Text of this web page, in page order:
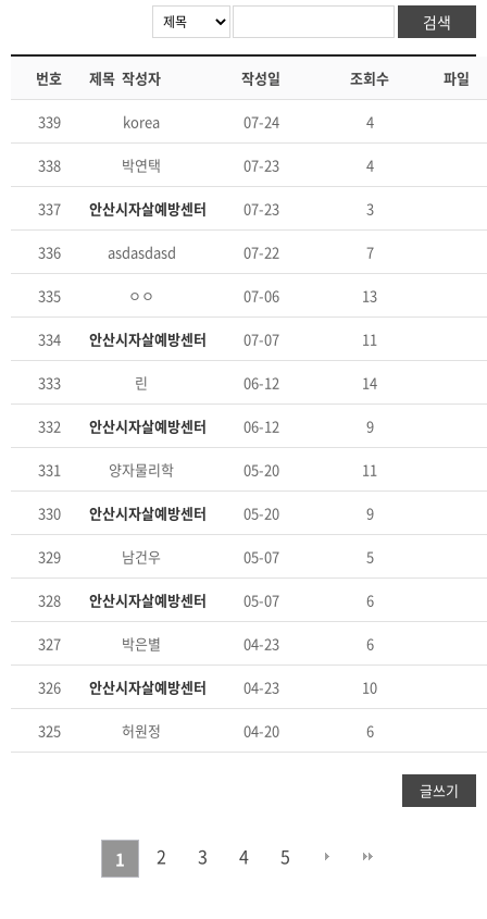
번호 제목 작성자 작성일 조회수 파일
339 test111korea 07-24 4
338 과거 직장 폭행 및 가정폭력 트라우마로 인한 일상 회복…
박연택 07-23 4
337 Re: 과거 직장 폭행 및 가정폭력 트라우마로 인한 일…
안산시자살예방센터 07-23 3
336 asdasd
asdasdasd 07-22 7
335 운영 시간 문의
ㅇㅇ 07-06 13
334 Re: 운영 시간 문의
안산시자살예방센터 07-07 11
333 도와주세요
린 06-12 14
332 Re: 도와주세요
안산시자살예방센터 06-12 9
331 복지사각지대 힘들어요
양자물리학 05-20 11
330 Re: 복지사각지대 힘들어요
안산시자살예방센터 05-20 9
329 죽고 싶어요
남건우 05-07 5
328 Re: 죽고 싶어요
안산시자살예방센터 05-07 6
327 자살시도후 몸도 마음도 회복하려는데 힘듭니다
박은별 04-23 6
326 Re: 자살시도후 몸도 마음도 회복하려는데 힘듭니다
안산시자살예방센터 04-23 10
325 허원정 04-20 6
글쓰기
1 2 3 4 5